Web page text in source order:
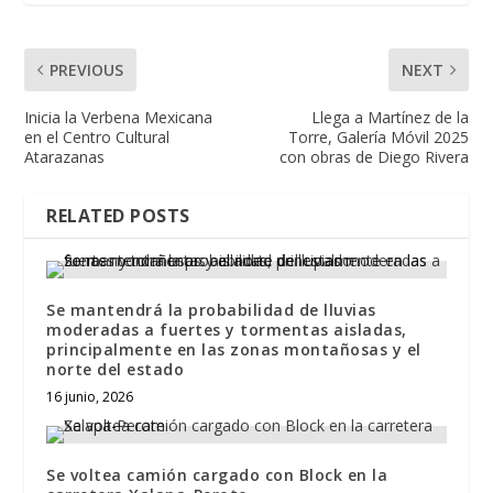
PREVIOUS
Inicia la Verbena Mexicana
en el Centro Cultural
Atarazanas
NEXT
Llega a Martínez de la
Torre, Galería Móvil 2025
con obras de Diego Rivera
RELATED POSTS
Se mantendrá la probabilidad de lluvias
moderadas a fuertes y tormentas aisladas,
principalmente en las zonas montañosas y el
norte del estado
16 junio, 2026
Se voltea camión cargado con Block en la